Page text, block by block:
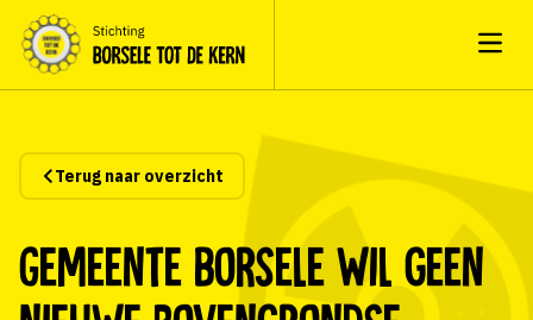
Terug naar overzicht
Gemeente Borsele wil geen